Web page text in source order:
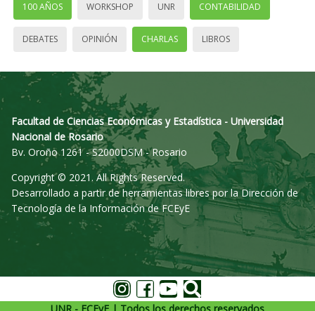
100 AÑOS WORKSHOP UNR CONTABILIDAD
DEBATES OPINIÓN CHARLAS LIBROS
Facultad de Ciencias Económicas y Estadística - Universidad
Nacional de Rosario
Bv. Oroño 1261 - S2000DSM - Rosario
Copyright © 2021. All Rights Reserved.
Desarrollado a partir de herramientas libres por la Dirección de
Tecnología de la Información de FCEyE